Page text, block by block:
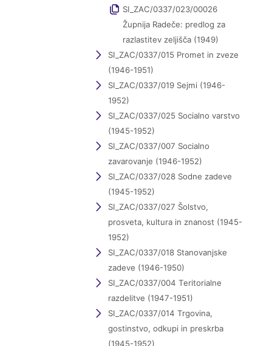
SI_ZAC/0337/023/00026
Župnija Radeče: predlog za
razlastitev zeljišča (1949)
SI_ZAC/0337/015 Promet in zveze
(1946-1951)
SI_ZAC/0337/019 Sejmi (1946-
1952)
SI_ZAC/0337/025 Socialno varstvo
(1945-1952)
SI_ZAC/0337/007 Socialno
zavarovanje (1946-1952)
SI_ZAC/0337/028 Sodne zadeve
(1945-1952)
SI_ZAC/0337/027 Šolstvo,
prosveta, kultura in znanost (1945-
1952)
SI_ZAC/0337/018 Stanovanjske
zadeve (1946-1950)
SI_ZAC/0337/004 Teritorialne
razdelitve (1947-1951)
SI_ZAC/0337/014 Trgovina,
gostinstvo, odkupi in preskrba
(1945-1952)